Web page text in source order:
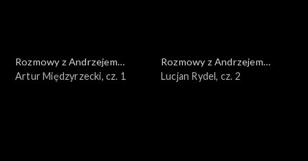
Rozmowy z Andrzejem
Doboszem
Artur Międzyrzecki, cz. 1
Rozmowy z Andrzejem
Doboszem
Lucjan Rydel, cz. 2